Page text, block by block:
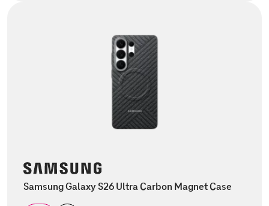
Samsung Galaxy S26 Ultra Carbon Magnet Case